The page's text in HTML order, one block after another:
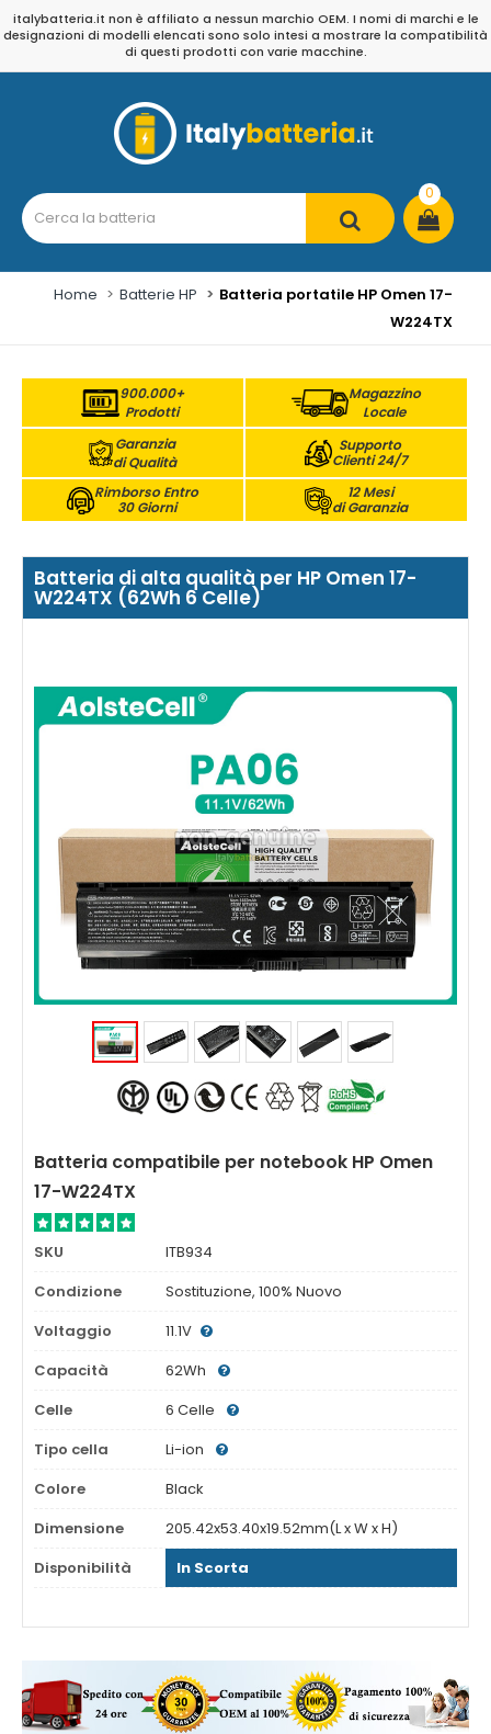
italybatteria.it non è affiliato a nessun marchio OEM. I nomi di marchi e le
designazioni di modelli elencati sono solo intesi a mostrare la compatibilità
di questi prodotti con varie macchine.
0
Home Batterie HP
Batteria portatile HP Omen 17-
W224TX
900.000+
Prodotti
Magazzino
Locale
Garanzia
di Qualità
Supporto
Clienti 24/7
Rimborso Entro
30 Giorni
12 Mesi
di Garanzia
Batteria di alta qualità per HP Omen 17-
W224TX (62Wh 6 Celle)
Batteria compatibile per notebook HP Omen
17-W224TX
SKU
ITB934
Condizione
Sostituzione, 100% Nuovo
Voltaggio
11.1V
Capacità
62Wh
Celle
6 Celle
Tipo cella
Li-ion
Colore
Black
Dimensione
205.42x53.40x19.52mm(L x W x H)
Disponibilità
In Scorta